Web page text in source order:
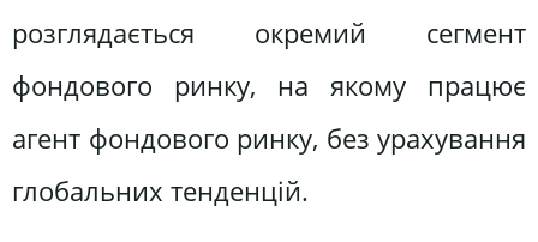
розглядається окремий сегмент
фондового ринку, на якому працює
агент фондового ринку, без урахування
глобальних тенденцій.